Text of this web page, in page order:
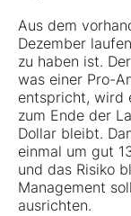
Aus dem
Dezember
zu haben ist.
was einer Pro-
entspricht, wird
zum Ende der
Dollar bleibt.
einmal um gut
und das Risiko
Management
ausrichten.